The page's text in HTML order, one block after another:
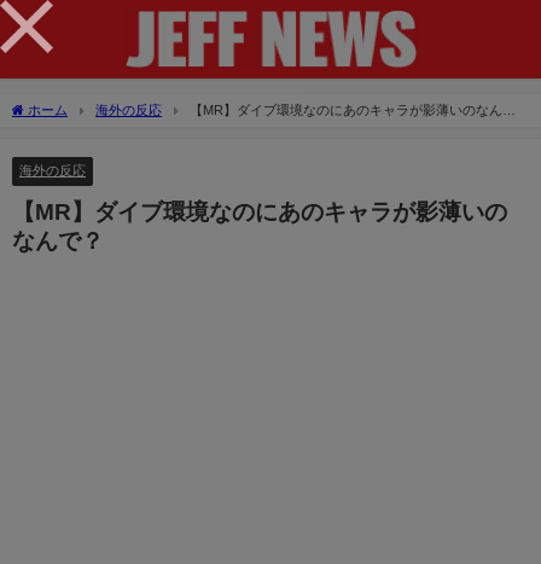
ホーム 海外の反応
【MR】ダイブ環境なのにあのキャラが影薄いのなん
海外の反応
【MR】ダイブ環境なのにあのキャラが影薄いの
なんで？
×